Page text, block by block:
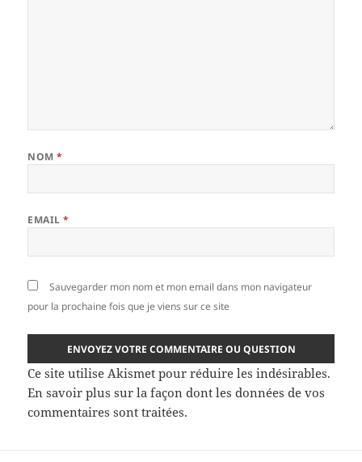
NOM*
EMAIL*
Sauvegarder mon nom et mon email dans mon navigateur
pour la prochaine fois que je viens sur ce site
Ce site utilise Akismet pour réduire les indésirables.
En savoir plus sur la façon dont les données de vos
commentaires sont traitées.